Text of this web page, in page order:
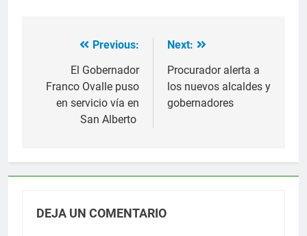
Navegación
entradas
Previous:
El Gobernador
Franco Ovalle puso
en servicio vía en
San Alberto
Next:
Procurador alerta a
los nuevos alcaldes y
gobernadores
DEJA UN COMENTARIO